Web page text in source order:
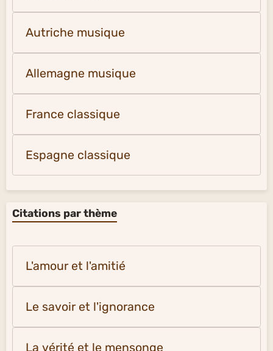
Autriche musique
Allemagne musique
France classique
Espagne classique
Citations par thème
L'amour et l'amitié
Le savoir et l'ignorance
La vérité et le mensonge